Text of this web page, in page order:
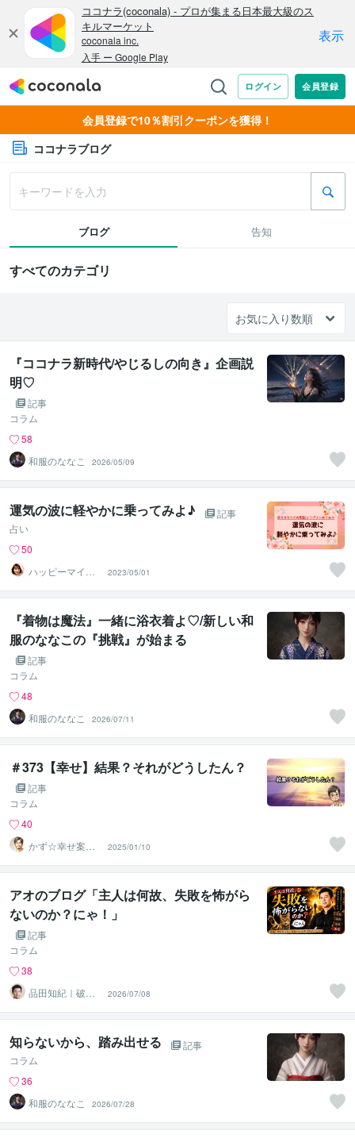
会員登録で10％割引クーポンを獲得！
ココナラブログ
ブログ 告知
すべてのカテゴリ
『ココナラ新時代/やじるしの向き』企画説
明♡
記事
コラム
58
和服のななこ
2026/05/09
運気の波に軽やかに乗ってみよ♪
記事
占い
50
ハッピーマイン
ド潜在意識セラ
ピストあこみ
2023/05/01
『着物は魔法』一緒に浴衣着よ♡/新しい和
服のななこの『挑戦』が始まる
記事
コラム
48
和服のななこ
2026/07/11
＃373【幸せ】結果？それがどうしたん？
記事
コラム
40
かず☆幸せ案内
所
2025/01/10
アオのブログ「主人は何故、失敗を怖がら
ないのか？にゃ！」
記事
コラム
38
品田知紀｜破産
から再起したコ
ンサルタント
2026/07/08
知らないから、踏み出せる
記事
コラム
36
和服のななこ
2026/07/28